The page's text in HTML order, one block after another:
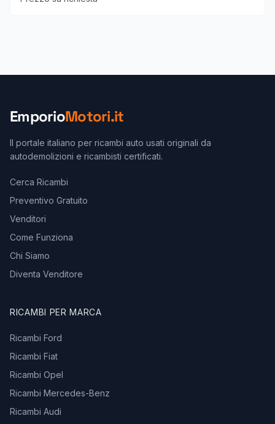
EmporioMotori.it
Il portale italiano per ricambi auto usati originali da
autodemolizioni e ricambisti certificati.
Cerca Ricambi
Preventivo Gratuito
Venditori
Come Funziona
Chi Siamo
Diventa Venditore
RICAMBI PER MARCA
Ricambi Ford
Ricambi Fiat
Ricambi Opel
Ricambi Mercedes-Benz
Ricambi Audi